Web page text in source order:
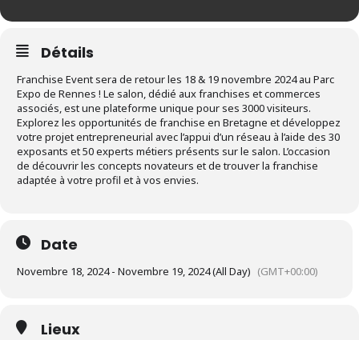
Détails
Franchise Event sera de retour les 18 & 19 novembre 2024 au Parc
Expo de Rennes ! Le salon, dédié aux franchises et commerces
associés, est une plateforme unique pour ses 3000 visiteurs.
Explorez les opportunités de franchise en Bretagne et développez
votre projet entrepreneurial avec l’appui d’un réseau à l’aide des 30
exposants et 50 experts métiers présents sur le salon. L’occasion
de découvrir les concepts novateurs et de trouver la franchise
adaptée à votre profil et à vos envies.
Date
Novembre 18, 2024 - Novembre 19, 2024 (All Day) (GMT+00:00)
Lieux